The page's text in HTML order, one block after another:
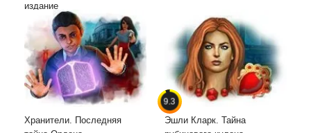
издание
Хранители. Последняя
9.3
Эшли Кларк. Тайна